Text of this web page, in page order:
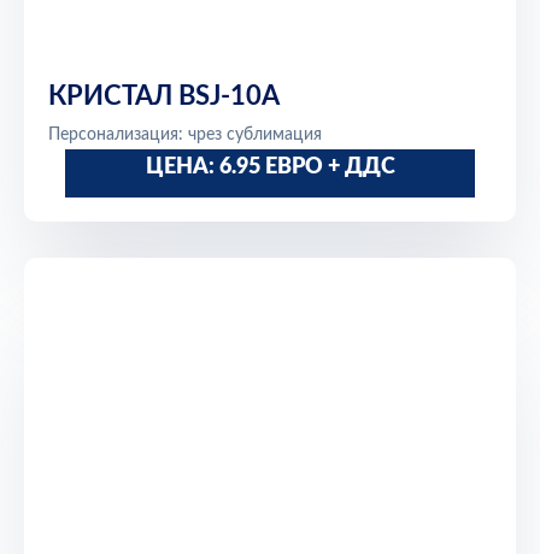
КРИСТАЛ BSJ-10A
Персонализация: чрез сублимация
ЦЕНА: 6.95 ЕВРО + ДДС